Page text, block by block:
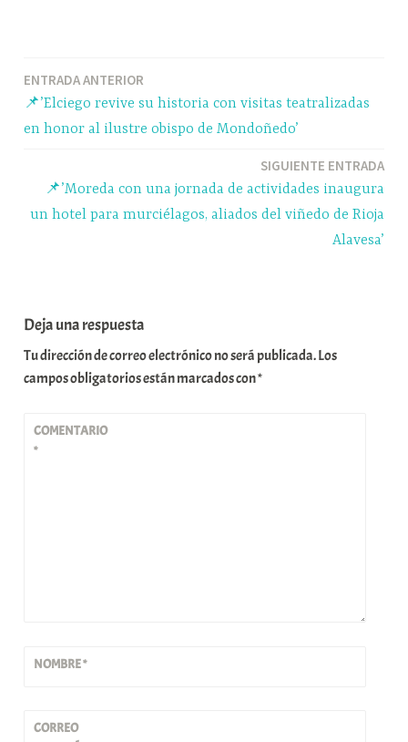
pp m rti
r
Navegación
ENTRADA ANTERIOR
📌’Elciego revive su historia con visitas teatralizadas
en honor al ilustre obispo de Mondoñedo’
SIGUIENTE ENTRADA
📌’Moreda con una jornada de actividades inaugura
un hotel para murciélagos, aliados del viñedo de Rioja
Alavesa’
Deja una respuesta
Tu dirección de correo electrónico no será publicada.Los
campos obligatorios están marcados con*
COMENTARIO
*
NOMBRE*
CORREO